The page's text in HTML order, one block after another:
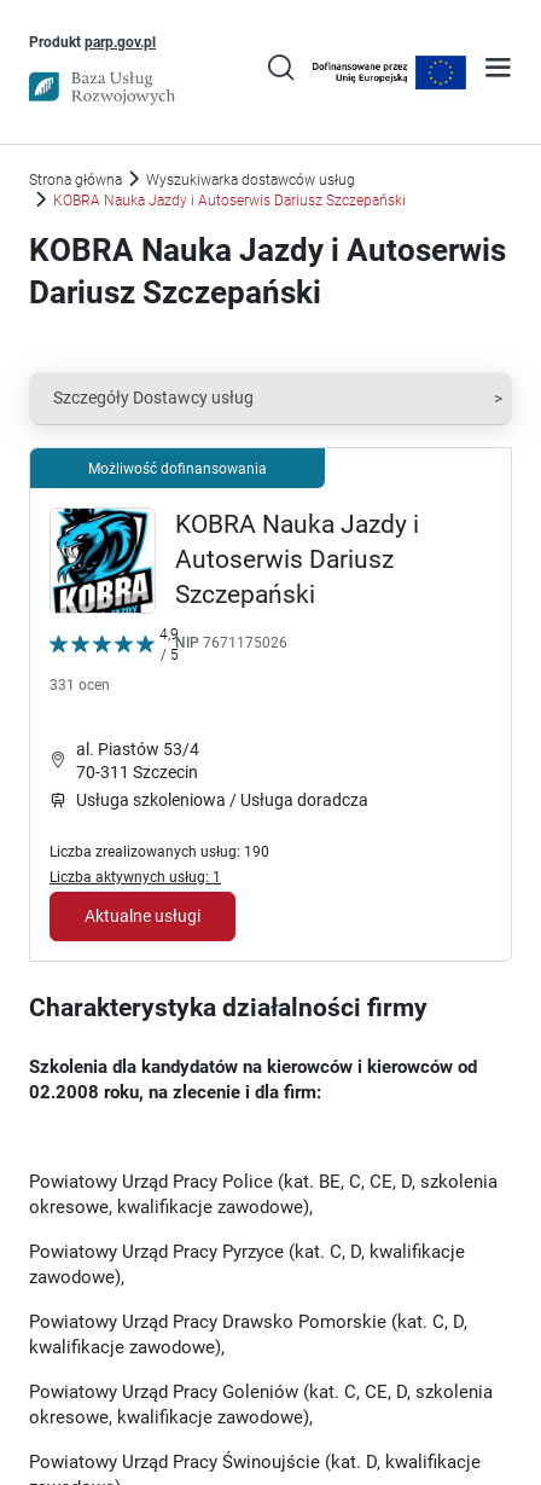
Produkt parp.gov.plUwaga, link otworzy się w nowym oknie
Strona główna
Wyszukiwarka dostawców usług
KOBRA Nauka Jazdy i Autoserwis Dariusz Szczepański
KOBRA Nauka Jazdy i Autoserwis
Dariusz Szczepański
Możliwość dofinansowania
4,9
/ 5
331 ocen
KOBRA Nauka Jazdy i
Autoserwis Dariusz
Szczepański
NIP 7671175026
al. Piastów 53/4
70-311 Szczecin
Usługa szkoleniowa / Usługa doradcza
Liczba zrealizowanych usług: 190
Liczba aktywnych usług: 1
Aktualne usługi
Charakterystyka działalności firmy
Szkolenia dla kandydatów na kierowców i kierowców od
02.2008 roku, na zlecenie i dla firm:
Powiatowy Urząd Pracy Police (kat. BE, C, CE, D, szkolenia
okresowe, kwalifikacje zawodowe),
Powiatowy Urząd Pracy Pyrzyce (kat. C, D, kwalifikacje
zawodowe),
Powiatowy Urząd Pracy Drawsko Pomorskie (kat. C, D,
kwalifikacje zawodowe),
Powiatowy Urząd Pracy Goleniów (kat. C, CE, D, szkolenia
okresowe, kwalifikacje zawodowe),
Powiatowy Urząd Pracy Świnoujście (kat. D, kwalifikacje
Szczegóły Dostawcy usług